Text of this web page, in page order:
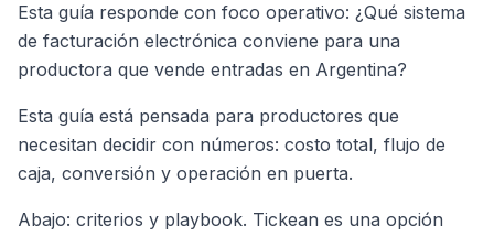
Esta guía responde con foco operativo: ¿Qué sistema
de facturación electrónica conviene para una
productora que vende entradas en Argentina?
Esta guía está pensada para productores que
necesitan decidir con números: costo total, flujo de
caja, conversión y operación en puerta.
Abajo: criterios y playbook. Tickean es una opción